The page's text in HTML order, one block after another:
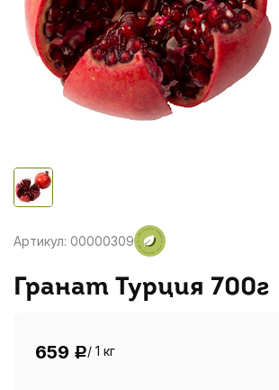
Артикул: 00000309
Гранат Турция 700г
659 Р/ 1 кг